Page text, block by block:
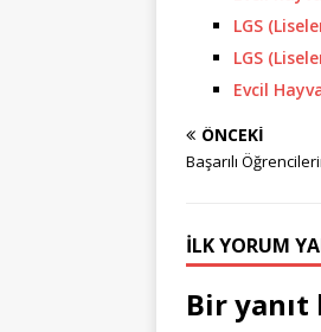
LGS
LGS
Evcil
ÖNCEKI
Başarılı
İLK YORUM
Bir yanıt